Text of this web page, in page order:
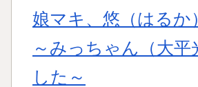
娘マキ、悠（はるか
～みっちゃん（大
した～